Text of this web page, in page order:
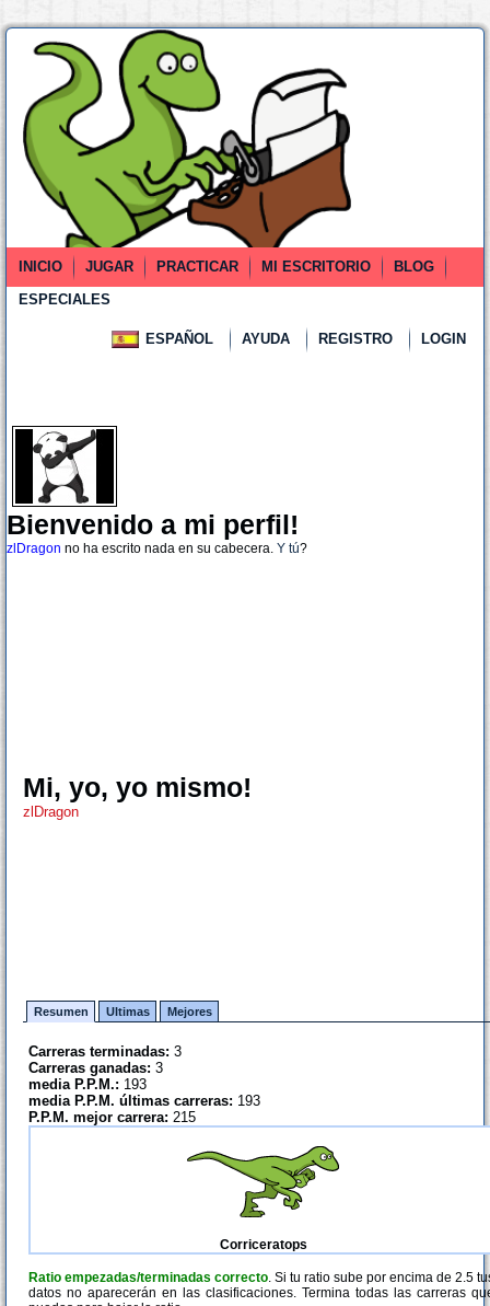
INICIO JUGAR PRACTICAR MI ESCRITORIO
BLOG
ESPECIALES
ESPAÑOL AYUDA REGISTRO LOGIN
Bienvenido a mi perfil!
zlDragon no ha escrito nada en su cabecera. Y tú?
Mi, yo, yo mismo!
zlDragon
Resumen Ultimas Mejores
Carreras terminadas: 3
Carreras ganadas: 3
media P.P.M.: 193
media P.P.M. últimas carreras: 193
P.P.M. mejor carrera: 215
Corriceratops
Ratio empezadas/terminadas correcto. Si tu ratio sube por encima de 2.5
datos no aparecerán en las clasificaciones. Termina todas las carreras